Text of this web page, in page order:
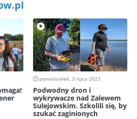
poniedziałek, 3 lipca 2023
Podwodny dron i
wykrywacze nad Zalewem
Sulejowskim. Szkolili się, by
szukać zaginionych